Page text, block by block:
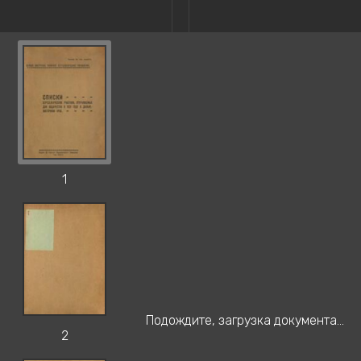
1
2
Подождите, загрузка документа...